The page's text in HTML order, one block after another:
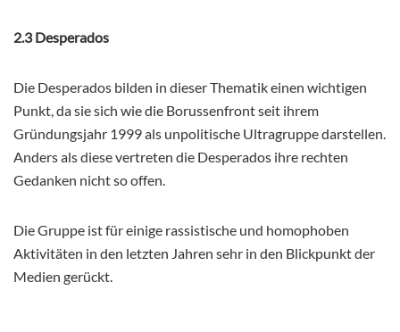
2.3 Desperados
Die Desperados bilden in dieser Thematik einen wichtigen
Punkt, da sie sich wie die Borussenfront seit ihrem
Gründungsjahr 1999 als unpolitische Ultragruppe darstellen.
Anders als diese vertreten die Desperados ihre rechten
Gedanken nicht so offen.
Die Gruppe ist für einige rassistische und homophoben
Aktivitäten in den letzten Jahren sehr in den Blickpunkt der
Medien gerückt.